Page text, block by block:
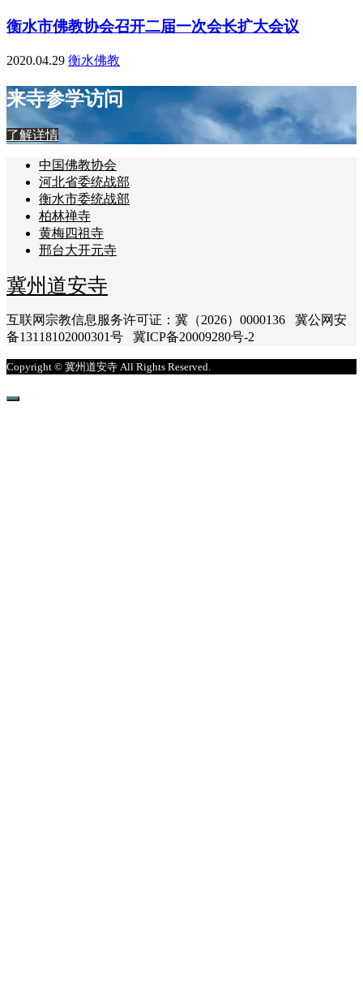
衡水市佛教协会召开二届一次会长扩大会议
2020.04.29 衡水佛教
来寺参学访问
了解详情
中国佛教协会
河北省委统战部
衡水市委统战部
柏林禅寺
黄梅四祖寺
邢台大开元寺
冀州道安寺
互联网宗教信息服务许可证：冀（2026）0000136 冀公网安
备13118102000301号 冀ICP备20009280号-2
Copyright © 冀州道安寺 All Rights Reserved.